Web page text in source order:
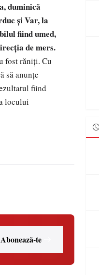
duminică
şi Var,la
fiind umed,
de mers.
fost răniţi. Cu
să anunţe
fiind
locului
Abonează-te